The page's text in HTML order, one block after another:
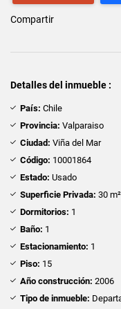
Compartir
Detalles del inmueble :
País: Chile
Provincia: Valparaiso
Ciudad: Viña del Mar
Código: 10001864
Estado: Usado
Superficie Privada: 30 m²
Dormitorios: 1
Baño: 1
Estacionamiento: 1
Piso: 15
Año construcción: 2006
Tipo de inmueble: